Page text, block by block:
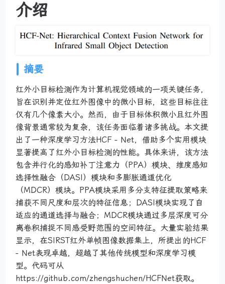
介绍
摘要
红外小目标检测作为计算机视觉领域的一项关键任务，
旨在识别并定位红外图像中的微小目标，这些目标往往
仅有几个像素大小。然而，由于目标体积微小且红外图
像背景通常较为复杂，该任务面临着诸多挑战。本文提
出了一种深度学习方法HCF - Net，借助多个实用模块
显著提高了红外小目标检测的性能。具体来讲，该方法
包含并行化的感知补丁注意力（PPA）模块、维度感知
选择性融合（DASI）模块和多膨胀通道优化
（MDCR）模块。PPA模块采用多分支特征提取策略来
捕获不同尺度和层次的特征信息；DASI模块实现了自
适应的通道选择与融合；MDCR模块通过多层深度可分
离卷积捕捉不同感受野范围的空间特征。大量实验结果
显示，在SIRST红外单帧图像数据集上，所提出的HCF
- Net表现卓越，超越了其他传统模型和深度学习模
型。代码可从
https://github.com/zhengshuchen/HCFNet获取。